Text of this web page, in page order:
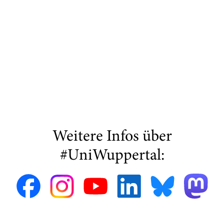
Weitere Infos über
#UniWuppertal: